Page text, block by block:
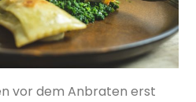
vor dem Anbraten erst